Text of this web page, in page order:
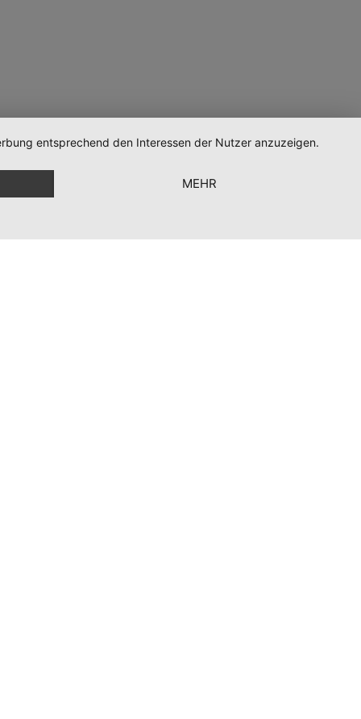
entsprechend den Interessen der Nutzer anzuzeigen.
MEHR